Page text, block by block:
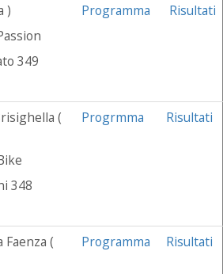
)
349
Programma Risultati
(
348
Progrmma Risultati
Faenza (
Programma Risultati